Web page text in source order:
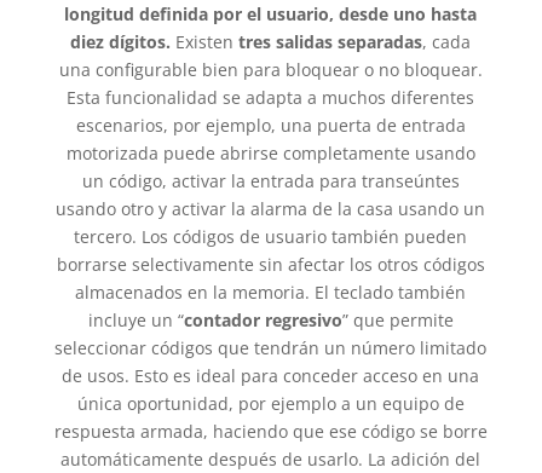
longitud definida por el usuario, desde uno hasta
diez dígitos. Existentres salidas separadas, cada
una configurable bien para bloquear o no bloquear.
Esta funcionalidad se adapta a muchos diferentes
escenarios, por ejemplo, una puerta de entrada
motorizada puede abrirse completamente usando
un código, activar la entrada para transeúntes
usando otro y activar la alarma de la casa usando un
tercero. Los códigos de usuario también pueden
borrarse selectivamente sin afectar los otros códigos
almacenados en la memoria. El teclado también
incluye un “contador regresivo” que permite
seleccionar códigos que tendrán un número limitado
de usos. Esto es ideal para conceder acceso en una
única oportunidad, por ejemplo a un equipo de
respuesta armada, haciendo que ese código se borre
automáticamente después de usarlo. La adición del